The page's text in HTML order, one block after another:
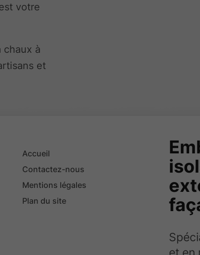
votre
chaux à
et
Accueil
Contactez-nous
Mentions légales
Plan du site
et en